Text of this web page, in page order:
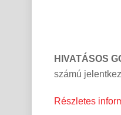
HIVATÁSOS
számú
Részletes